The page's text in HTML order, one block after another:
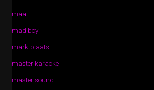
maat
mad boy
marktplaats
master karaoke
master sound